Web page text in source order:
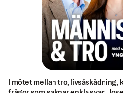
I mötet mellan tro,